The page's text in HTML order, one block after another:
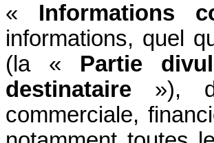
« Informations
informations, quel
(la « Partie
destinataire »),
commerciale,